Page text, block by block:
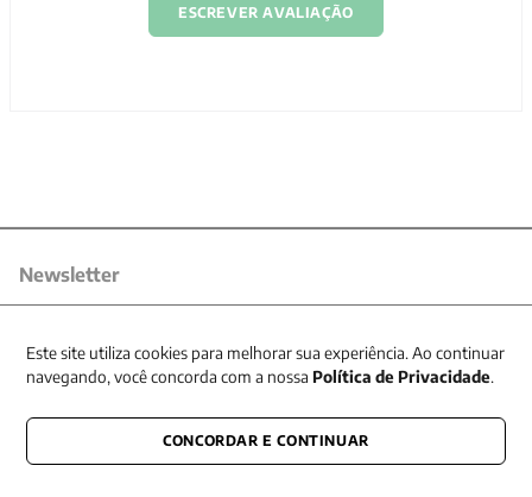
ESCREVER AVALIAÇÃO
Newsletter
CONECTE-SE CONOSCO
Este site utiliza cookies para melhorar sua experiência. Ao continuar
navegando, você concorda com a nossa Política de Privacidade.
CONCORDAR E CONTINUAR